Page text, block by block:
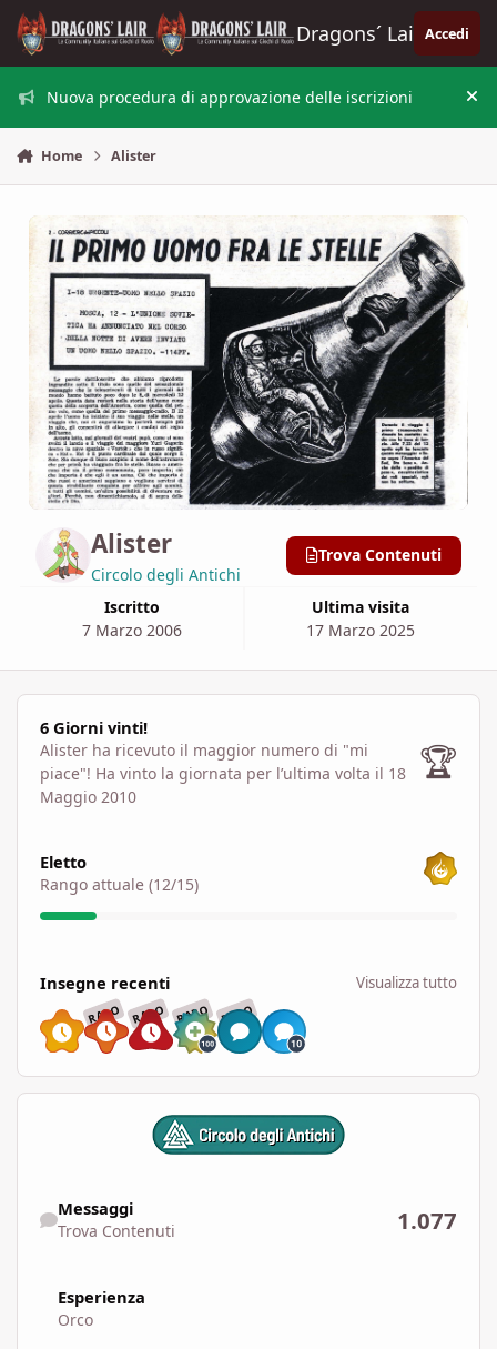
Vai al contenuto
Dragons´ Lair Accedi
Nuova procedura di approvazione delle iscrizioni
Home Alister
Alister
Circolo degli Antichi
Iscritto
7 Marzo 2006
Ultima visita
17 Marzo 2025
Trova Contenuti
6 Giorni vinti!
6 Giorni vinti!
Alister ha ricevuto il maggior numero di "mi
piace"! Ha vinto la giornata per l’ultima volta il 18
Maggio 2010
🏆
Eletto
Rango attuale (12/15)
Insegne recenti Visualizza tutto
RARO RARO RARO RARO
Messaggi
Trova Contenuti 1.077
Esperienza
Orco